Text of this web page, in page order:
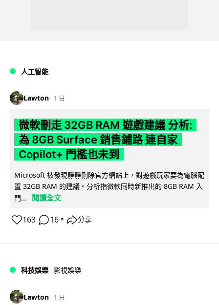
人工智能
Lawton 1 日
微軟刪走 32GB RAM 遊戲建議 分析:
為 8GB Surface 銷售鋪路 連自家
Copilot+ 門檻也未到
Microsoft 被發現靜靜刪除官方網站上，對遊戲玩家要為電腦配
置 32GB RAM 的建議。分析指微軟同時新推出的 8GB RAM 入
門...
閱讀全文
163 16 ↗ 分享
科技娛樂 影視娛樂
Lawton 1 日